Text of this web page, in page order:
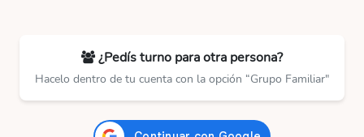
¿Pedís turno para otra persona?
Hacelo dentro de tu cuenta con la opción “Grupo Familiar"